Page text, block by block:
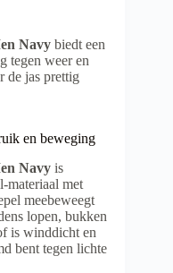
Navy biedt een
tegen weer en
de jas prettig
en beweging
Navy is
materiaal met
meebeweegt
lopen, bukken
is winddicht en
bent tegen lichte